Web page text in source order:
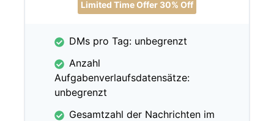
Limited Time Offer 30% Off
DMs pro Tag: unbegrenzt
Anzahl
Aufgabenverlaufsdatensätze:
unbegrenzt
Gesamtzahl der Nachrichten im